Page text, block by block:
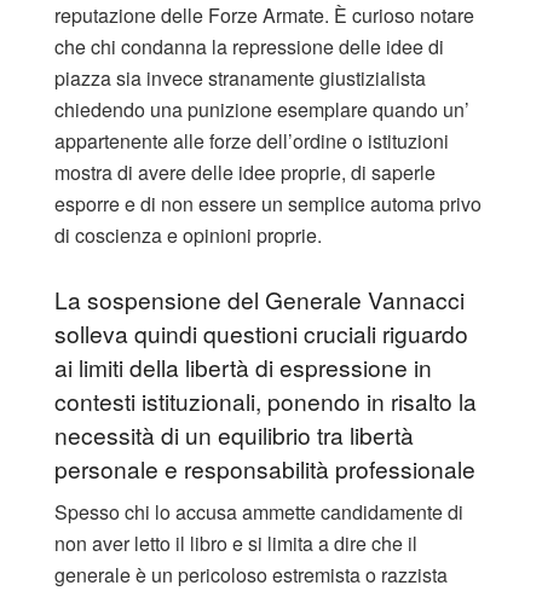
reputazione delle Forze Armate. È curioso notare
che chi condanna la repressione delle idee di
piazza sia invece stranamente giustizialista
chiedendo una punizione esemplare quando un’
appartenente alle forze dell’ordine o istituzioni
mostra di avere delle idee proprie, di saperle
esporre e di non essere un semplice automa privo
di coscienza e opinioni proprie.
La sospensione del Generale Vannacci
solleva quindi questioni cruciali riguardo
ai limiti della libertà di espressione in
contesti istituzionali, ponendo in risalto la
necessità di un equilibrio tra libertà
personale e responsabilità professionale
Spesso chi lo accusa ammette candidamente di
non aver letto il libro e si limita a dire che il
generale è un pericoloso estremista o razzista